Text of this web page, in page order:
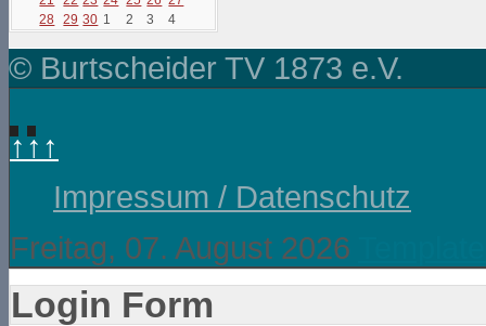
28 29 30 1 2 3 4
© Burtscheider TV 1873 e.V.
↑↑↑
Impressum / Datenschutz
Freitag, 07. August 2026
Login Form